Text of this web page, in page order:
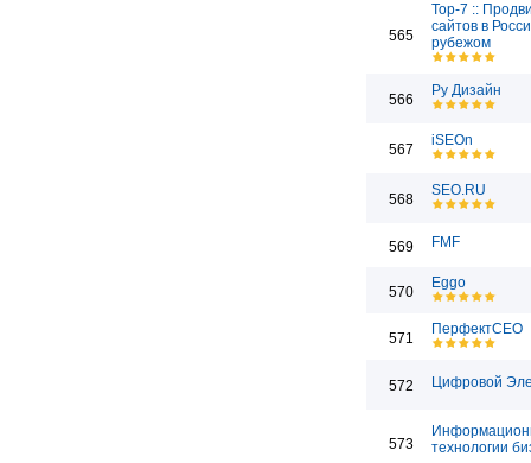
565
Top-7 ::
сайтов в
рубежом
566
Ру Дизайн
567
iSEOn
568
SEO.RU
569 FMF
570
Eggo
571
ПерфектСЕО
572 Цифровой
573
технологии